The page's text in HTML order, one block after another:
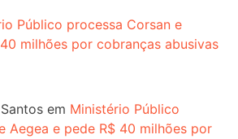
Público processa Corsan e
milhões por cobranças abusivas
em Ministério Público
Aegea e pede R$ 40 milhões por